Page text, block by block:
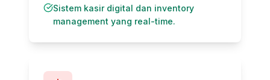
Sistem kasir digital dan inventory
management yang real-time.